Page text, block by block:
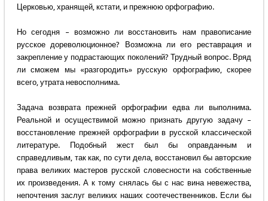
Церковью, хранящей, кстати, и прежнюю орфографию.
Но сегодня – возможно ли восстановить нам правописание
русское дореволюционное? Возможна ли его реставрация и
закрепление у подрастающих поколений? Трудный вопрос. Вряд
ли сможем мы «разгородить» русскую орфографию, скорее
всего, утрата невосполнима.
Задача возврата прежней орфографии едва ли выполнима.
Реальной и осуществимой можно признать другую задачу –
восстановление прежней орфографии в русской классической
литературе. Подобный жест был бы оправданным и
справедливым, так как, по сути дела, восстановил бы авторские
права великих мастеров русской словесности на собственные
их произведения. А к тому снялась бы с нас вина невежества,
непочтения заслуг великих наших соотечественников. Если бы